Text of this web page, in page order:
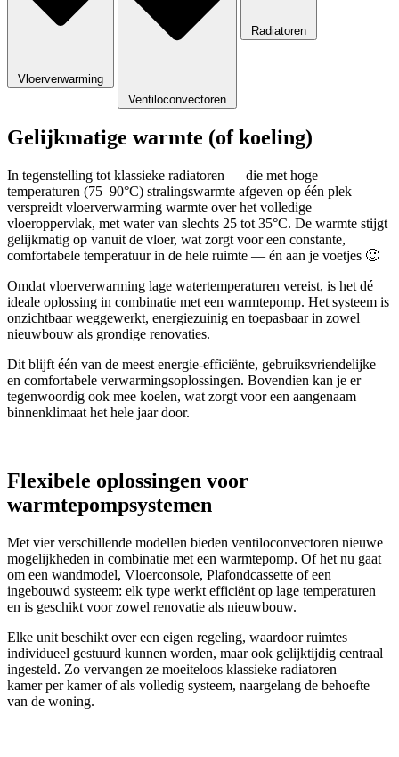
Vloerverwarming
Ventiloconvectoren
Radiatoren
Gelijkmatige warmte (of koeling)
In tegenstelling tot klassieke radiatoren — die met hoge
temperaturen (75–90°C) stralingswarmte afgeven op één plek —
verspreidt vloerverwarming warmte over het volledige
vloeroppervlak, met water van slechts 25 tot 35°C. De warmte stijgt
gelijkmatig op vanuit de vloer, wat zorgt voor een constante,
comfortabele temperatuur in de hele ruimte — én aan je voetjes 🙂
Omdat vloerverwarming lage watertemperaturen vereist, is het dé
ideale oplossing in combinatie met een warmtepomp. Het systeem is
onzichtbaar weggewerkt, energiezuinig en toepasbaar in zowel
nieuwbouw als grondige renovaties.
Dit blijft één van de meest energie-efficiënte, gebruiksvriendelijke
en comfortabele verwarmingsoplossingen. Bovendien kan je er
tegenwoordig ook mee koelen, wat zorgt voor een aangenaam
binnenklimaat het hele jaar door.
Flexibele oplossingen voor
warmtepompsystemen
Met vier verschillende modellen bieden ventiloconvectoren nieuwe
mogelijkheden in combinatie met een warmtepomp. Of het nu gaat
om een wandmodel, Vloerconsole, Plafondcassette of een
ingebouwd systeem: elk type werkt efficiënt op lage temperaturen
en is geschikt voor zowel renovatie als nieuwbouw.
Elke unit beschikt over een eigen regeling, waardoor ruimtes
individueel gestuurd kunnen worden, maar ook gelijktijdig centraal
ingesteld. Zo vervangen ze moeiteloos klassieke radiatoren —
kamer per kamer of als volledig systeem, naargelang de behoefte
van de woning.